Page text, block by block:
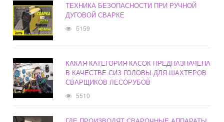
ТЕХНИКА БЕЗОПАСНОСТИ ПРИ РУЧНОЙ
ДУГОВОЙ СВАРКЕ
5159
КАКАЯ КАТЕГОРИЯ КАСОК ПРЕДНАЗНАЧЕНА
В КАЧЕСТВЕ СИЗ ГОЛОВЫ ДЛЯ ШАХТЕРОВ
СВАРЩИКОВ ЛЕСОРУБОВ
5510